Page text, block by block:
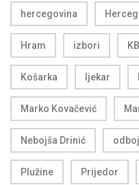
hercegovina
Hram izbori
Košarka ljekar
Marko Kovačević
Nebojša Drinić
Plužine Prijedor